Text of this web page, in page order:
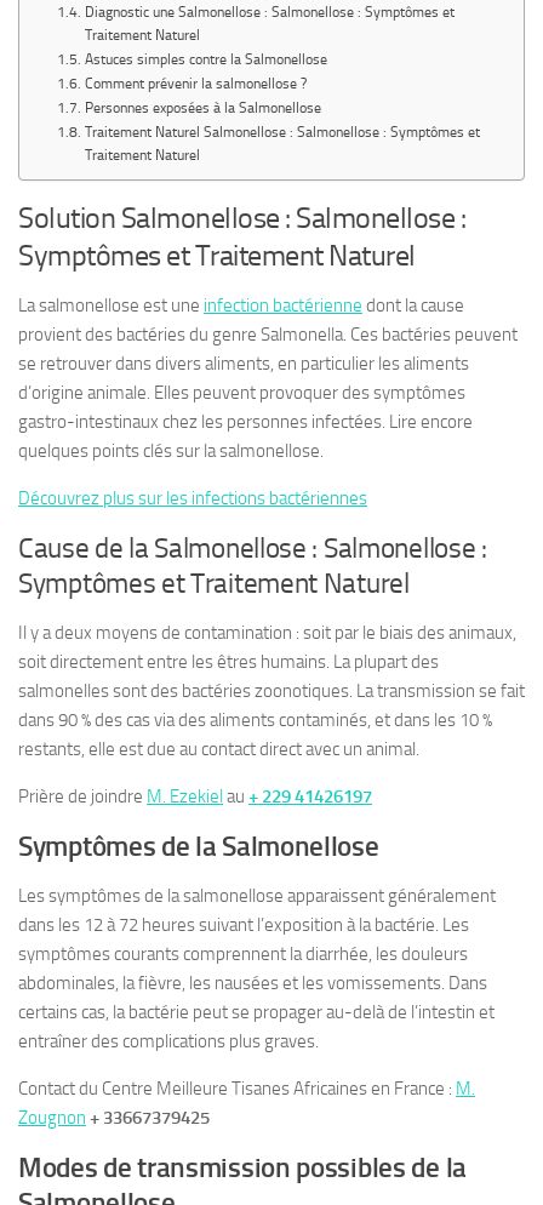
Diagnostic une Salmonellose : Salmonellose : Symptômes et
Traitement Naturel
Astuces simples contre la Salmonellose
Comment prévenir la salmonellose ?
Personnes exposées à la Salmonellose
Traitement Naturel Salmonellose : Salmonellose : Symptômes et
Traitement Naturel
Solution Salmonellose : Salmonellose :
Symptômes et Traitement Naturel
La salmonellose est une infection bactérienne dont la cause
provient des bactéries du genre Salmonella. Ces bactéries peuvent
se retrouver dans divers aliments, en particulier les aliments
d’origine animale. Elles peuvent provoquer des symptômes
gastro-intestinaux chez les personnes infectées. Lire encore
quelques points clés sur la salmonellose.
Découvrez plus sur les infections bactériennes
Cause de la Salmonellose : Salmonellose :
Symptômes et Traitement Naturel
Il y a deux moyens de contamination : soit par le biais des animaux,
soit directement entre les êtres humains. La plupart des
salmonelles sont des bactéries zoonotiques. La transmission se fait
dans 90 % des cas via des aliments contaminés, et dans les 10 %
restants, elle est due au contact direct avec un animal.
Prière de joindre M. Ezekielau + 229 41426197
Symptômes de la Salmonellose
Les symptômes de la salmonellose apparaissent généralement
dans les 12 à 72 heures suivant l’exposition à la bactérie. Les
symptômes courants comprennent la diarrhée, les douleurs
abdominales, la fièvre, les nausées et les vomissements. Dans
certains cas, la bactérie peut se propager au-delà de l’intestin et
entraîner des complications plus graves.
Contact du Centre Meilleure Tisanes Africaines en France : M.
Zougnon + 33667379425
Modes de transmission possibles de la